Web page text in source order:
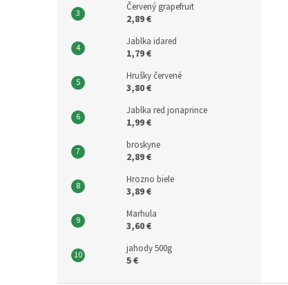
Červený grapefruit
2,89 €
Jablka idared
1,79 €
Hrušky červené
3,80 €
Jablka red jonaprince
1,99 €
broskyne
2,89 €
Hrozno biele
3,89 €
Marhula
3,60 €
jahody 500g
5 €